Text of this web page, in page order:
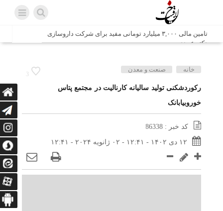
تامین مالی ۳,۰۰۰ میلیارد تومانی مفید برای شرکت داروسازی
دکتر عبیدی
شش وزیر کابینه پاکستان با حضور در سفارت ایران در اسلام
اتابک: ظرفیت های جدید همکاری‌های تجاری ایران و پاکستان با
محوریت بخش خصوصی فعال می‌شود
در مسیر جا‌مانده‌ها، دل‌ها به کربلا رسیده است
وزیر صمت خواستار پیگیری کانتینرهای ایرانی در بندر کراچی
شد / تجارت ۱۰ میلیارد دلاری ایران و پاکستان
3
خانه صنعت و معدن
رکوردشکنی تولید سالیانه کارنالیت در مجتمع پتاس
خوروبیابانک
کد خبر : 86338
۱۲ دی ۱۴۰۲ - ۱۲:۴۱ - ۰۲ ژانویه ۲۰۲۴ - ۱۲:۴۱